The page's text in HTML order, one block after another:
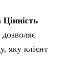
яку клієнт